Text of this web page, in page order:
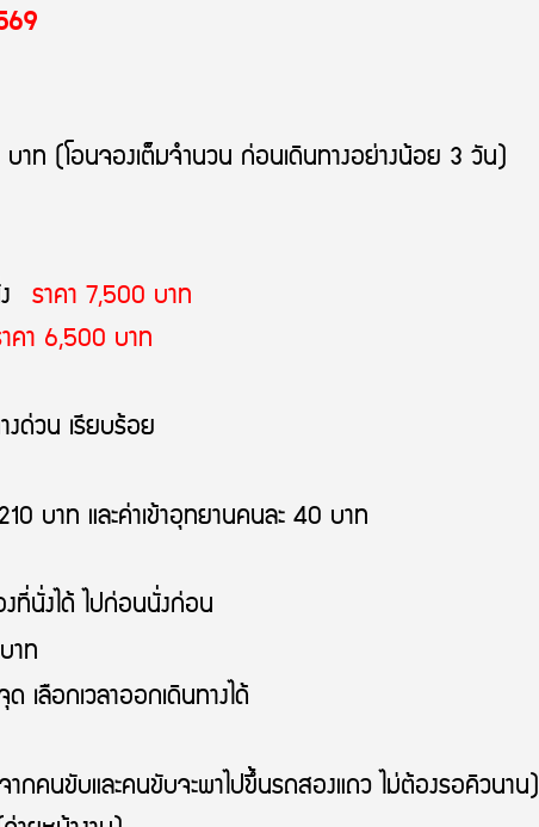
ท (โอนจองเต็มจำนวน ก่อนเดินทางอย่างน้อย 3 วัน)
ราคา 7,500 บาท
คา 6,500 บาท
ด่วน เรียบร้อย
บาท และค่าเข้าอุทยานคนละ 40 บาท
นั่งได้ ไปก่อนนั่งก่อน
าท
ลือกเวลาออกเดินทางได้
กคนขับและคนขับจะพาไปขึ้นรถสองแถว ไม่ต้องรอคิวนาน)